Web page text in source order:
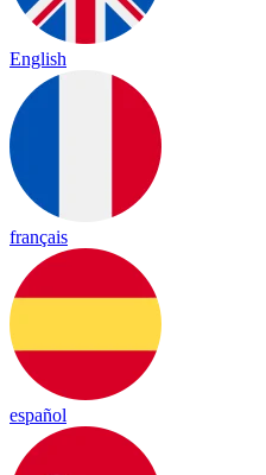
English
français
español